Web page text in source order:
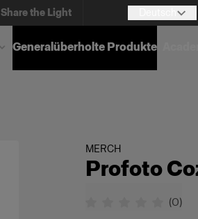
Share the Light
Generalüberholte Produkte
MERCH
Profoto
(0)